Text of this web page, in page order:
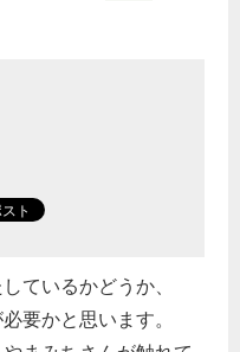
ているかどうか、
要かと思います。